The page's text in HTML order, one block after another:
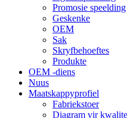
Promosie speelding
Geskenke
OEM
Sak
Skryfbehoeftes
Produkte
OEM -diens
Nuus
Maatskappyprofiel
Fabriekstoer
Diagram vir